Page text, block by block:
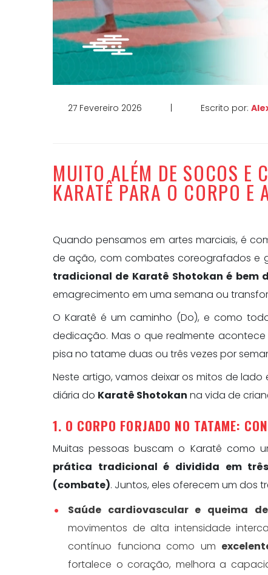
27 Fevereiro 2026 | Escrito por:
MUITO ALÉM DE SOCOS E
KARATÊ PARA O CORPO E
Quando pensamos em artes marciais, é
de ação, com combates coreografados e
tradicional de Karatê Shotokan é bem
emagrecimento em uma semana ou
O Karatê é um caminho (Do), e como
dedicação. Mas o que realmente
pisa no tatame duas ou três vezes por
Neste artigo, vamos deixar os mitos de
diária do Karatê Shotokan na vida de
1. O CORPO FORJADO NO TATAME:
Muitas pessoas buscam o Karatê como
prática tradicional é dividida em
(combate). Juntos, eles oferecem um dos
Saúde cardiovascular e queima
movimentos de alta intensidade
contínuo funciona como um
fortalece o coração, melhora a